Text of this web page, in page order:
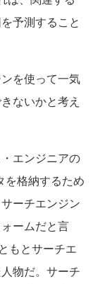
予測すること
を使って一気
ないかと考え
エンジニアの
を格納するため
ーチエンジン
ームだと言
もとサーチエ
物だ。サーチ